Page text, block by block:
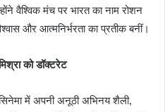
वैश्विक मंच पर भारत का नाम रोशन
और आत्मनिर्भरता का प्रतीक बनीं।
को डॉक्टरेट
में अपनी अनूठी अभिनय शैली,